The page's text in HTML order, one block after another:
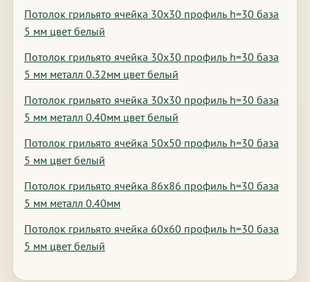
Потолок грильято ячейка 30х30 профиль h=30 база
5 мм цвет белый
Потолок грильято ячейка 30х30 профиль h=30 база
5 мм металл 0.32мм цвет белый
Потолок грильято ячейка 30х30 профиль h=30 база
5 мм металл 0.40мм цвет белый
Потолок грильято ячейка 50х50 профиль h=30 база
5 мм цвет белый
Потолок грильято ячейка 86х86 профиль h=30 база
5 мм металл 0.40мм
Потолок грильято ячейка 60х60 профиль h=30 база
5 мм цвет белый